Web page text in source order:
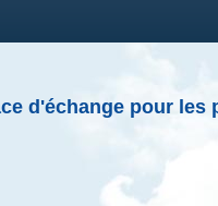
d'échange pour les